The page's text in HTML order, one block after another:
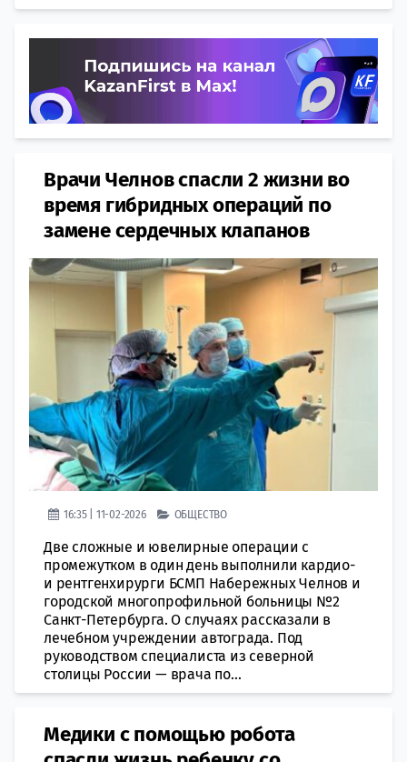
Врачи Челнов спасли 2 жизни во
время гибридных операций по
замене сердечных клапанов
16:35 | 11-02-2026 ОБЩЕСТВО
Две сложные и ювелирные операции с
промежутком в один день выполнили кардио-
и рентгенхирурги БСМП Набережных Челнов и
городской многопрофильной больницы №2
Санкт-Петербурга. О случаях рассказали в
лечебном учреждении автограда. Под
руководством специалиста из северной
столицы России — врача по...
Медики с помощью робота